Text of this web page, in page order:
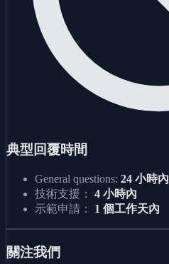
典型回覆時間
General questions: 24 小時內
技術支援： 4 小時內
示範申請： 1 個工作天內
關注我們